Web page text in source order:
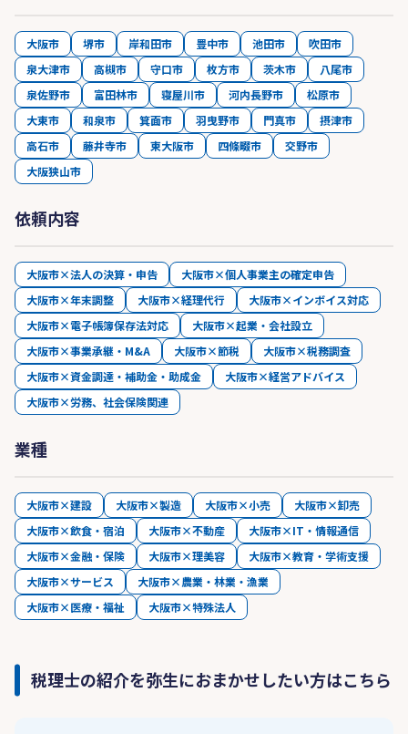
大阪市 堺市 岸和田市 豊中市 池田市
吹田市
泉大津市
高槻市 守口市 枚方市 茨木市
八尾市
泉佐野市
富田林市 寝屋川市 河内長野市
松原市
大東市
和泉市 箕面市 羽曳野市 門真市
摂津市
高石市
藤井寺市 東大阪市 四條畷市
交野市
大阪狭山市
依頼内容
大阪市×法人の決算・申告
大阪市×個人事業主の確定申告
大阪市×年末調整
大阪市×経理代行
大阪市×インボイス対応
大阪市×電子帳簿保存法対応
大阪市×起業・会社設立
大阪市×事業承継・M&A
大阪市×節税
大阪市×税務調査
大阪市×資金調達・補助金・助成金
大阪市×経営アドバイス
大阪市×労務、社会保険関連
業種
大阪市×建設 大阪市×製造 大阪市×小売
大阪市×卸売
大阪市×飲食・宿泊
大阪市×不動産
大阪市×IT・情報通信
大阪市×金融・保険
大阪市×理美容
大阪市×教育・学術支援
大阪市×サービス
大阪市×農業・林業・漁業
大阪市×医療・福祉
大阪市×特殊法人
税理士の紹介を弥生におまかせしたい方はこちら